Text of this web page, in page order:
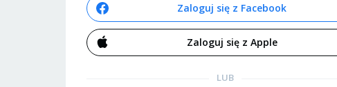
Zaloguj się z Facebook
Zaloguj się z Apple
LUB